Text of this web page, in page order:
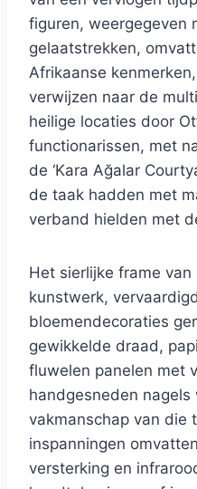
figuren, weergegeven
gelaatstrekken,
Afrikaanse
verwijzen naar de
heilige locaties door
functionarissen, met
de ‘Kara Ağalar
de taak hadden met
verband hielden met
Het sierlijke frame
kunstwerk,
bloemendecoraties
gewikkelde draad,
fluwelen panelen met
handgesneden
vakmanschap van die
inspanningen
versterking en